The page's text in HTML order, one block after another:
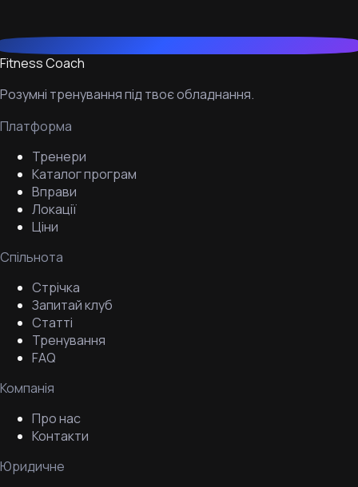
Fitness Coach
Розумні тренування під твоє обладнання.
Платформа
Тренери
Каталог програм
Вправи
Локації
Ціни
Спільнота
Стрічка
Запитай клуб
Статті
Тренування
FAQ
Компанія
Про нас
Контакти
Юридичне